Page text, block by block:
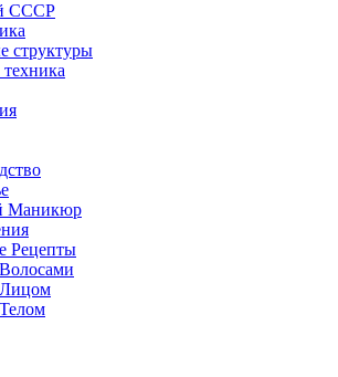
СССР
структуры
Маникюр
Рецепты
Лицом